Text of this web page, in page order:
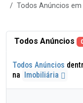
Todos Anúncios
Todos Anúncios
Todos Anúncios
na Imobiliária